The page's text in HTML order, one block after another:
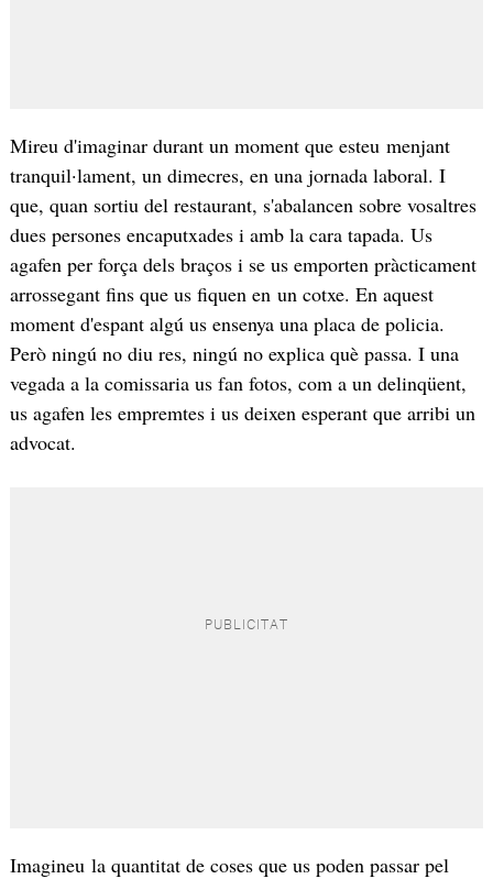
Mireu d'imaginar durant un moment que esteu menjant
tranquil·lament, un dimecres, en una jornada laboral. I
que, quan sortiu del restaurant, s'abalancen sobre vosaltres
dues persones encaputxades i amb la cara tapada. Us
agafen per força dels braços i se us emporten pràcticament
arrossegant fins que us fiquen en un cotxe. En aquest
moment d'espant algú us ensenya una placa de policia.
Però ningú no diu res, ningú no explica què passa. I una
vegada a la comissaria us fan fotos, com a un delinqüent,
us agafen les empremtes i us deixen esperant que arribi un
advocat.
Imagineu la quantitat de coses que us poden passar pel